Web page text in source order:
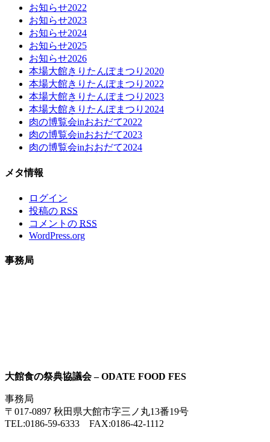
お知らせ2022
お知らせ2023
お知らせ2024
お知らせ2025
お知らせ2026
本場大館きりたんぽまつり2020
本場大館きりたんぽまつり2022
本場大館きりたんぽまつり2023
本場大館きりたんぽまつり2024
肉の博覧会inおおだて2022
肉の博覧会inおおだて2023
肉の博覧会inおおだて2024
メタ情報
ログイン
投稿の RSS
コメントの RSS
WordPress.org
事務局
大館食の祭典協議会 – ODATE FOOD FES
事務局
〒017-0897 秋田県大館市字三ノ丸13番19号
TEL:0186-59-6333 FAX:0186-42-1112